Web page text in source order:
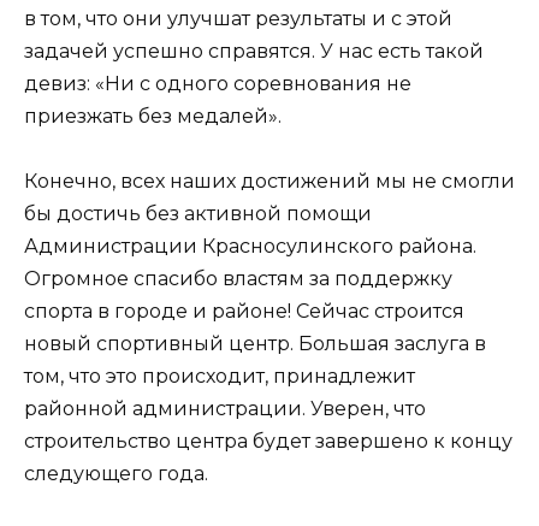
в том, что они улучшат результаты и с этой
задачей успешно справятся. У нас есть такой
девиз: «Ни с одного соревнования не
приезжать без медалей».
Конечно, всех наших достижений мы не смогли
бы достичь без активной помощи
Администрации Красносулинского района.
Огромное спасибо властям за поддержку
спорта в городе и районе! Сейчас строится
новый спортивный центр. Большая заслуга в
том, что это происходит, принадлежит
районной администрации. Уверен, что
строительство центра будет завершено к концу
следующего года.